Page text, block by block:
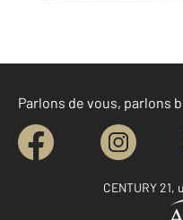
Parlons de vous, parlons
CENTURY